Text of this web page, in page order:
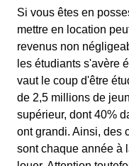
Si vous êtes en
mettre en location
revenus non
les étudiants s'avère
vaut le coup d'être
de 2,5 millions de
supérieur, dont 40%
ont grandi. Ainsi, des
sont chaque année à